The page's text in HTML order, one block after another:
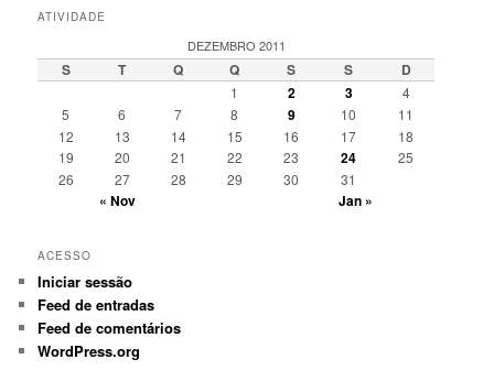
ATIVIDADE
DEZEMBRO 2011
S T Q Q S S D
1 2 3
4
5
6 7 8 9 10
11
12
13 14 15 16 17
18
19
20 21 22 23 24
25
26
27 28 29 30 31
« Nov Jan »
ACESSO
Iniciar sessão
Feed de entradas
Feed de comentários
WordPress.org